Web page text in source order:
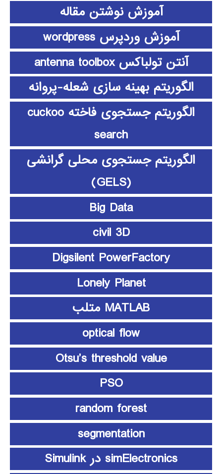
آموزش نوشتن مقاله
آموزش وردپرس wordpress
آنتن تولباکس antenna toolbox
الگوریتم بهینه سازی شعله-پروانه
الگوریتم جستجوی فاخته cuckoo
search
الگوریتم جستجوی محلی گرانشی
(GELS)
Big Data
civil 3D
Digsilent PowerFactory
Lonely Planet
MATLAB متلب
optical flow
Otsu’s threshold value
PSO
random forest
segmentation
simElectronics در Simulink